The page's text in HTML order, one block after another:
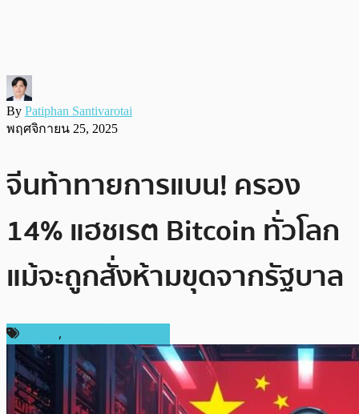
By Patiphan Santivarotai
พฤศจิกายน 25, 2025
จีนท้าทายการแบน! ครอง
14% แฮชเรต Bitcoin ทั่วโลก
แม้จะถูกสั่งห้ามขุดจากรัฐบาล
,